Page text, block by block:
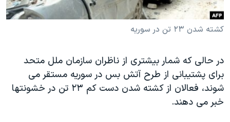
فرهنگ و زندگی
حقوق شهروندی
علم و فناوری
اسرائیل در جنگ
گالری عکس
مستندها
انتخابات ریاست جمهوری آمریکا ۲۰۲۴
رمز مهسا
ورزش زنان در ایران
اعتراضات زن، زندگی، آزادی
دنبال کنید
زبانهای مختلف
کشته شدن ۲۳ تن در سوریه
در حالی که شمار بیشتری از ناظران سازمان ملل متحد
برای پشتیبانی از طرح آتش بس در سوریه مستقر می
شوند، فعالان از کشته شدن دست کم ۲۳ تن در خشونتها
خبر می دهند.